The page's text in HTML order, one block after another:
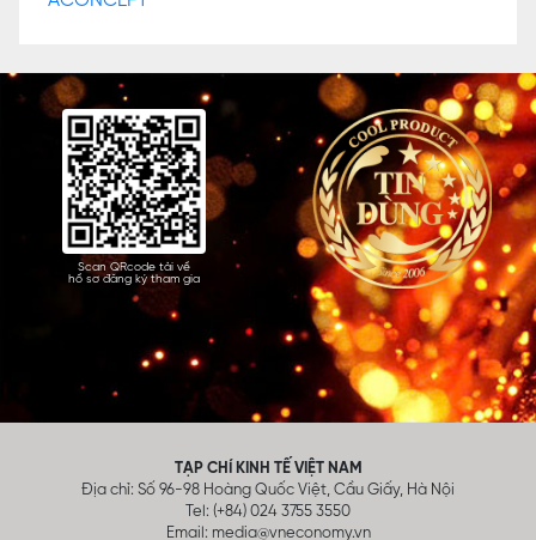
Scan QRcode tải về
hồ sơ đăng ký tham gia
TẠP CHÍ KINH TẾ VIỆT NAM
Địa chỉ: Số 96-98 Hoàng Quốc Việt, Cầu Giấy, Hà Nội
Tel: (+84) 024 3755 3550
Email: media@vneconomy.vn